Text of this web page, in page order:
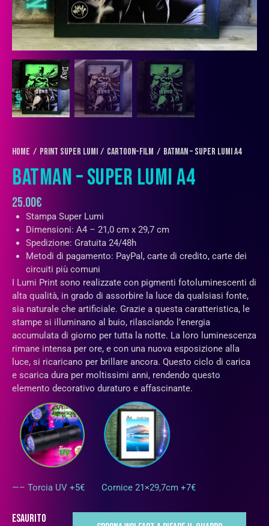
Home PRINT SUPER LUMI Cartoon-Film BatMan – Super Lumi A4
BATMAN – SUPER LUMI A4
25.00€
Stampa Super Lumi
Dimensioni: A4 – 21,0 cm x 29,7 cm
Spedizione: Gratuita 24/48h
Metodi di pagamento: PayPal, carte di credito, carte dei
circuiti più comuni
I Lumi Print sono realizzate con pigmenti fotoluminescenti di
alta qualità, in grado di assorbire la luce da qualsiasi fonte,
sia naturale che artificiale. Grazie a questa caratteristica, le
stampe si illuminano al buio, rilasciando l’energia
accumulata di giorno per tutta la notte. La loro luminescenza
rimane intensa per ore, e con una nuova esposizione alla
luce, si ricaricano per brillare ancora. Questo ciclo di carica
e scarica dura per moltissimi anni, rendendo questo
elemento decorativo duraturo e affascinante.
—– Torcia UV +5€ Cornice 21×29,7cm +7€
Esaurito